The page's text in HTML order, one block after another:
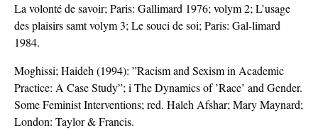
La volonté de savoir; Paris: Gallimard 1976; volym 2; L’usage
des plaisirs samt volym 3; Le souci de soi; Paris: Gal-limard
1984.
Moghissi; Haideh (1994): ”Racism and Sexism in Academic
Practice: A Case Study”; i The Dynamics of ’Race’ and Gender.
Some Feminist Interventions; red. Haleh Afshar; Mary Maynard;
London: Taylor & Francis.